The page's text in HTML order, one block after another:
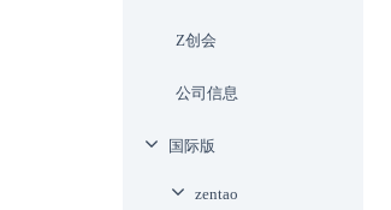
Z创会
公司信息
国际版
zentao